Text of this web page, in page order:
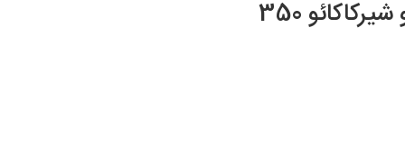
شکلات صبحانه سارلا دو رنگ فندقی و شیرکاکائو 350